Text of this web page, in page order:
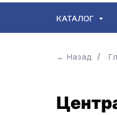
КАТАЛОГ
← Назад /